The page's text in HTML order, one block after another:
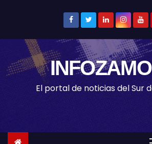
t
El portal de noticias del Sur